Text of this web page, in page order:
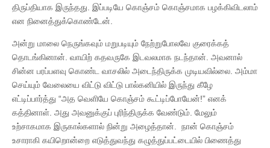
திருப்தியாக இருந்தது. இப்படியே கொஞ்சம் கொஞ்சமாக பழக்கிவிடலாம்
என நினைத்துக்கொண்டேன்.
அன்று மாலை நெருங்கவும் மறுபடியும் நேற்றுபோலவே குரைக்கத்
தொடங்கினான். வாயிற் கதவருகே இடவலமாக நடந்தான். அவனால்
சின்ன பரப்பளவு கொண்ட வாசலில் அடைந்திருக்க முடியவில்லை. அம்மா
செய்யும் வேலையை விட்டு விட்டு பால்கனியில் இருந்து கீழே
எட்டிப்பார்த்து “அத வெளியே கொஞ்சம் கூட்டிப்போயேன்!” எனக்
கத்தினாள். அது அவனுக்குப் புரிந்திருக்க வேண்டும். மேலும்
உற்சாகமாக இருகால்களால் நின்று அழைத்தான். நான் கொஞ்சம்
உசாராகி கயிறொன்றை எடுத்துவந்து கழுத்துப்பட்டையில் பிணைத்து